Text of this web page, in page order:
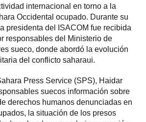
internacional en torno a la
Occidental ocupado. Durante su
presidenta del ISACOM fue recibida
responsables del Ministerio de
sueco, donde abordó la evolución
del conflicto saharaui.
Press Service (SPS), Haidar
suecos información sobre
derechos humanos denunciadas en
la situación de los presos